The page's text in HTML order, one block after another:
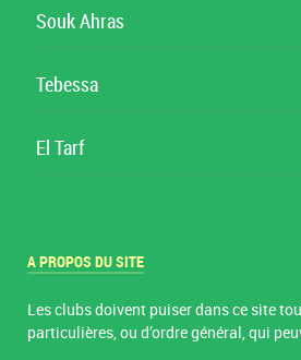
Souk Ahras
Tebessa
El Tarf
A PROPOS DU SITE
Les clubs doivent puiser dans ce site
particulières, ou d’ordre général, qui